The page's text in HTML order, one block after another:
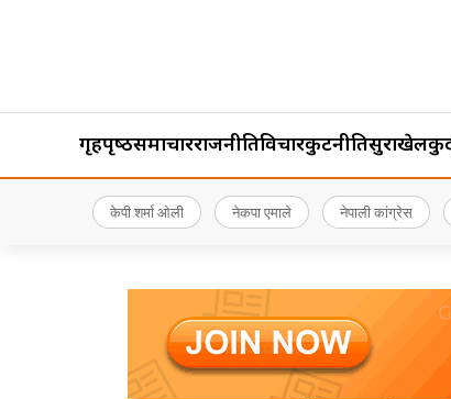
गृहपृष्‍ठसमाचारराजनीतिविचारकुटनीतिसुरक्षा
केपी शर्मा ओली नेकपा एमाले नेपाली कांग्रेस